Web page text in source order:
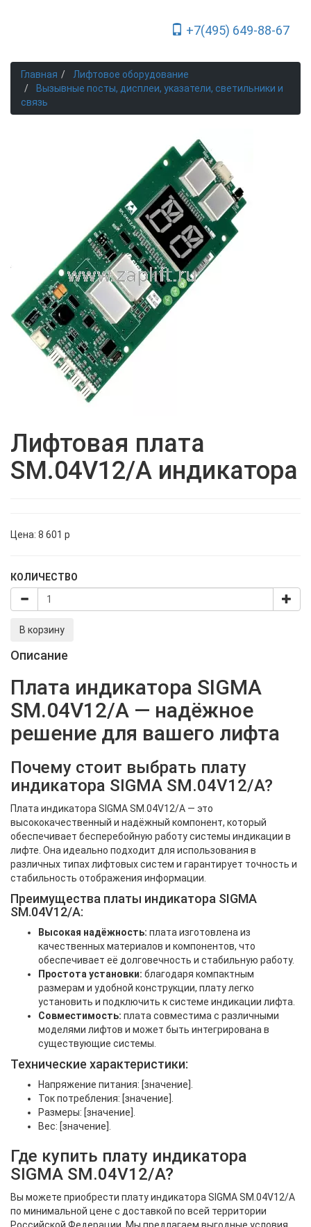
+7(495) 649-88-67
Toggle Navigation
Главная
Лифтовое оборудование
Вызывные посты, дисплеи, указатели, светильники и
связь
Лифтовая плата
SM.04V12/A индикатора
Цена: 8 601 p
КОЛИЧЕСТВО
В корзину
Описание
Плата индикатора SIGMA
SM.04V12/A — надёжное
решение для вашего лифта
Почему стоит выбрать плату
индикатора SIGMA SM.04V12/A?
Плата индикатора SIGMA SM.04V12/A — это
высококачественный и надёжный компонент, который
обеспечивает бесперебойную работу системы индикации в
лифте. Она идеально подходит для использования в
различных типах лифтовых систем и гарантирует точность и
стабильность отображения информации.
Преимущества платы индикатора SIGMA
SM.04V12/A:
Высокая надёжность: плата изготовлена из
качественных материалов и компонентов, что
обеспечивает её долговечность и стабильную работу.
Простота установки: благодаря компактным
размерам и удобной конструкции, плату легко
установить и подключить к системе индикации лифта.
Совместимость: плата совместима с различными
моделями лифтов и может быть интегрирована в
существующие системы.
Технические характеристики:
Напряжение питания: [значение].
Ток потребления: [значение].
Размеры: [значение].
Вес: [значение].
Где купить плату индикатора
SIGMA SM.04V12/A?
Вы можете приобрести плату индикатора SIGMA SM.04V12/A
по минимальной цене с доставкой по всей территории